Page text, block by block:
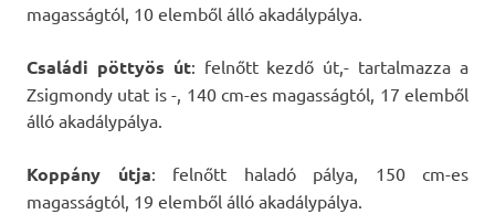
magasságtól, 10 elemből álló akadálypálya.
Családi pöttyös út: felnőtt kezdő út,- tartalmazza a
Zsigmondy utat is -, 140 cm-es magasságtól, 17 elemből
álló akadálypálya.
Koppány útja: felnőtt haladó pálya, 150 cm-es
magasságtól, 19 elemből álló akadálypálya.